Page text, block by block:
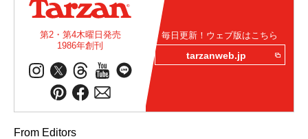
第2・第4木曜日発売
1986年創刊
毎日更新！ウェブ版はこちら
tarzanweb.jp
From Editors